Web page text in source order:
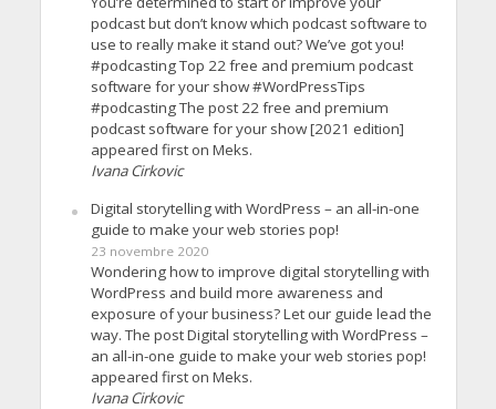
podcast but don’t know which podcast software to
use to really make it stand out? We’ve got you!
#podcasting Top 22 free and premium podcast
software for your show #WordPressTips
#podcasting The post 22 free and premium
podcast software for your show [2021 edition]
appeared first on Meks.
Ivana Cirkovic
Digital storytelling with WordPress – an all-in-one
guide to make your web stories pop!
23 novembre 2020
Wondering how to improve digital storytelling with
WordPress and build more awareness and
exposure of your business? Let our guide lead the
way. The post Digital storytelling with WordPress –
an all-in-one guide to make your web stories pop!
appeared first on Meks.
Ivana Cirkovic